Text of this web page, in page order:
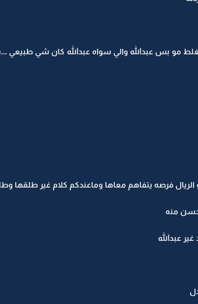
مو بس عبدالله والي سواه عبدالله كان شي طبيعي
فرصه يتفاهم معاها وماعندكم كلام غير طلقها
منه
عبدالله